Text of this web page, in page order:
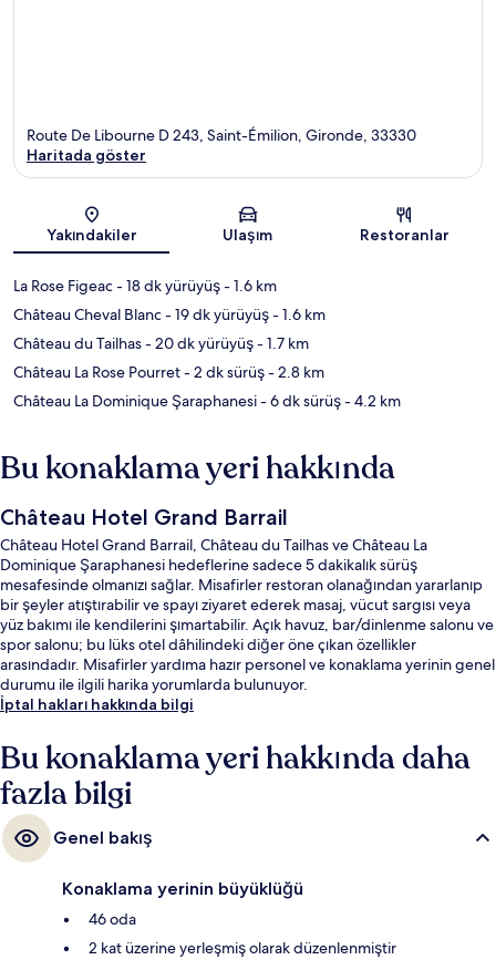
Harita
Route De Libourne D 243, Saint-Émilion, Gironde, 33330
Haritada göster
Yakındakiler Ulaşım Restoranlar
La Rose Figeac- 18 dk yürüyüş- 1.6 km
Château Cheval Blanc- 19 dk yürüyüş- 1.6 km
Château du Tailhas- 20 dk yürüyüş- 1.7 km
Château La Rose Pourret- 2 dk sürüş- 2.8 km
Château La Dominique Şaraphanesi- 6 dk sürüş- 4.2 km
Bu konaklama yeri hakkında
Château Hotel Grand Barrail
Château Hotel Grand Barrail, Château du Tailhas ve Château La
Dominique Şaraphanesi hedeflerine sadece 5 dakikalık sürüş
mesafesinde olmanızı sağlar. Misafirler restoran olanağından yararlanıp
bir şeyler atıştırabilir ve spayı ziyaret ederek masaj, vücut sargısı veya
yüz bakımı ile kendilerini şımartabilir. Açık havuz, bar/dinlenme salonu ve
spor salonu; bu lüks otel dâhilindeki diğer öne çıkan özellikler
arasındadır. Misafirler yardıma hazır personel ve konaklama yerinin genel
durumu ile ilgili harika yorumlarda bulunuyor.
İptal hakları hakkında bilgi
Bu konaklama yeri hakkında daha
fazla bilgi
Genel bakış
Konaklama yerinin büyüklüğü
46 oda
2 kat üzerine yerleşmiş olarak düzenlenmiştir